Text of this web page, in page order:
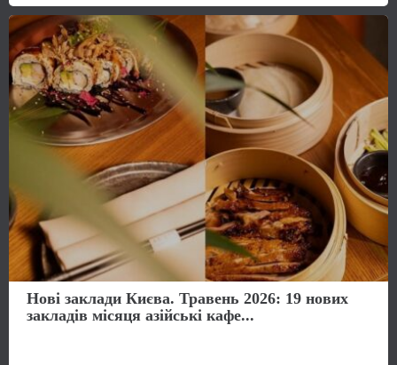
Нові заклади Києва. Травень 2026: 19 нових
закладів місяця азійські кафе...